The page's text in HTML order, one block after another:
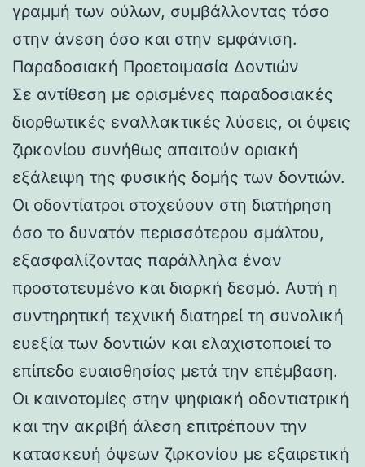
γραμμή των ούλων, συμβάλλοντας τόσο
στην άνεση όσο και στην εμφάνιση.
Παραδοσιακή Προετοιμασία Δοντιών
Σε αντίθεση με ορισμένες παραδοσιακές
διορθωτικές εναλλακτικές λύσεις, οι όψεις
ζιρκονίου συνήθως απαιτούν οριακή
εξάλειψη της φυσικής δομής των δοντιών.
Οι οδοντίατροι στοχεύουν στη διατήρηση
όσο το δυνατόν περισσότερου σμάλτου,
εξασφαλίζοντας παράλληλα έναν
προστατευμένο και διαρκή δεσμό. Αυτή η
συντηρητική τεχνική διατηρεί τη συνολική
ευεξία των δοντιών και ελαχιστοποιεί το
επίπεδο ευαισθησίας μετά την επέμβαση.
Οι καινοτομίες στην ψηφιακή οδοντιατρική
και την ακριβή άλεση επιτρέπουν την
κατασκευή όψεων ζιρκονίου με εξαιρετική